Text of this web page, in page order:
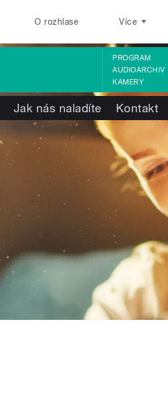
O rozhlase Více
PROGRAM
AUDIOARCHIV
KAMERY
Jak nás naladíte Kontakt